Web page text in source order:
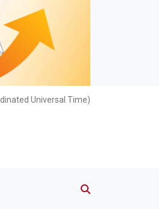
Universal Time)